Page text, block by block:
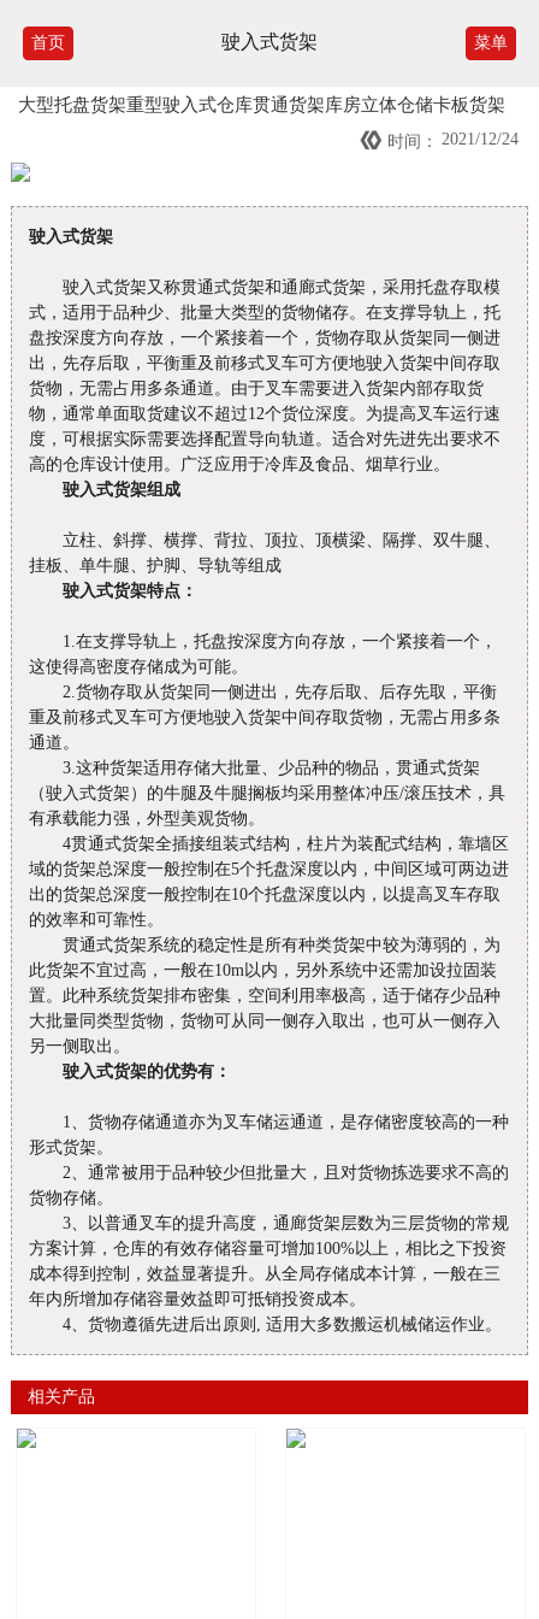
首页 驶入式货架 菜单
大型托盘货架重型驶入式仓库贯通货架库房立体仓储卡板货架
 时间： 2021/12/24
驶入式货架
驶入式货架又称贯通式货架和通廊式货架，采用托盘存取模
式，适用于品种少、批量大类型的货物储存。在支撑导轨上，托
盘按深度方向存放，一个紧接着一个，货物存取从货架同一侧进
出，先存后取，平衡重及前移式叉车可方便地驶入货架中间存取
货物，无需占用多条通道。由于叉车需要进入货架内部存取货
物，通常单面取货建议不超过12个货位深度。为提高叉车运行速
度，可根据实际需要选择配置导向轨道。适合对先进先出要求不
高的仓库设计使用。广泛应用于冷库及食品、烟草行业。
驶入式货架组成
立柱、斜撑、横撑、背拉、顶拉、顶横梁、隔撑、双牛腿、
挂板、单牛腿、护脚、导轨等组成
驶入式货架特点：
1.在支撑导轨上，托盘按深度方向存放，一个紧接着一个，
这使得高密度存储成为可能。
2.货物存取从货架同一侧进出，先存后取、后存先取，平衡
重及前移式叉车可方便地驶入货架中间存取货物，无需占用多条
通道。
3.这种货架适用存储大批量、少品种的物品，贯通式货架
（驶入式货架）的牛腿及牛腿搁板均采用整体冲压/滚压技术，具
有承载能力强，外型美观货物。
4贯通式货架全插接组装式结构，柱片为装配式结构，靠墙区
域的货架总深度一般控制在5个托盘深度以内，中间区域可两边进
出的货架总深度一般控制在10个托盘深度以内，以提高叉车存取
的效率和可靠性。
贯通式货架系统的稳定性是所有种类货架中较为薄弱的，为
此货架不宜过高，一般在10m以内，另外系统中还需加设拉固装
置。此种系统货架排布密集，空间利用率极高，适于储存少品种
大批量同类型货物，货物可从同一侧存入取出，也可从一侧存入
另一侧取出。
驶入式货架的优势有：
1、货物存储通道亦为叉车储运通道，是存储密度较高的一种
形式货架。
2、通常被用于品种较少但批量大，且对货物拣选要求不高的
货物存储。
3、以普通叉车的提升高度，通廊货架层数为三层货物的常规
方案计算，仓库的有效存储容量可增加100%以上，相比之下投资
成本得到控制，效益显著提升。从全局存储成本计算，一般在三
年内所增加存储容量效益即可抵销投资成本。
4、货物遵循先进后出原则, 适用大多数搬运机械储运作业。
相关产品